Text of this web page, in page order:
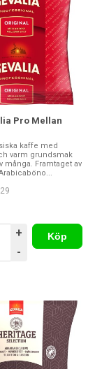
Pro Mellan
kaffe med
varm grundsmak
många. Framtaget av
+
-
Köp